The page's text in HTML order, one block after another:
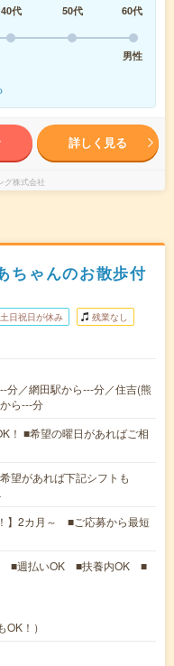
40代 50代
60代
男性
詳しく見る
グ株式会社
ちゃんのお散歩付
土日祝日が休み 残業なし
分／網田駅から---分／住吉(熊
ら---分
！ ■希望の曜日があればご相
望があれば下記シフトも
】2カ月～ ■ご応募から最短
■週払いOK ■扶養内OK ■
！）